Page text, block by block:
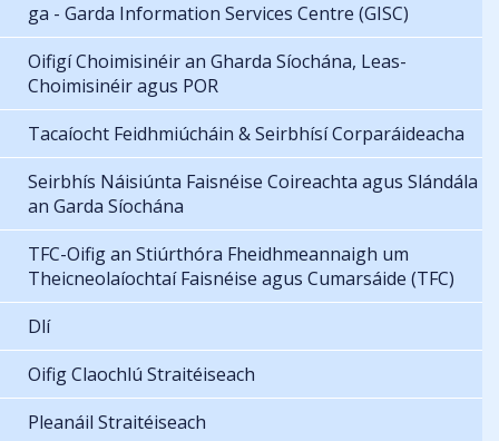
ga - Garda Information Services Centre (GISC)
Oifigí Choimisinéir an Gharda Síochána, Leas-
Choimisinéir agus POR
Tacaíocht Feidhmiúcháin & Seirbhísí Corparáideacha
Seirbhís Náisiúnta Faisnéise Coireachta agus Slándála
an Garda Síochána
TFC-Oifig an Stiúrthóra Fheidhmeannaigh um
Theicneolaíochtaí Faisnéise agus Cumarsáide (TFC)
Dlí
Oifig Claochlú Straitéiseach
Pleanáil Straitéiseach